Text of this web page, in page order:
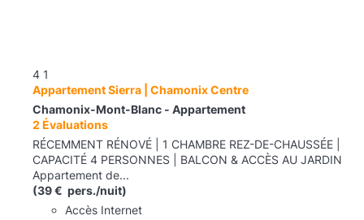
4 1
Appartement Sierra | Chamonix Centre
Chamonix-Mont-Blanc - Appartement
2 Évaluations
RÉCEMMENT RÉNOVÉ | 1 CHAMBRE REZ-DE-CHAUSSÉE |
CAPACITÉ 4 PERSONNES | BALCON & ACCÈS AU JARDIN
Appartement de...
(39 € pers./nuit)
Accès Internet